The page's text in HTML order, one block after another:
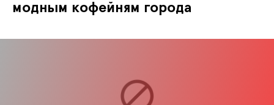
модным кофейням города